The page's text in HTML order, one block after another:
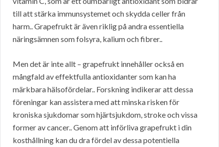
till att stärka immunsystemet och skydda celler från
harm.. Grapefrukt är även riklig på andra essentiella
näringsämnen som folsyra, kalium och fibrer..
Men det är inte allt – grapefrukt innehåller också en
mångfald av effektfulla antioxidanter som kan ha
märkbara hälsofördelar.. Forskning indikerar att dessa
föreningar kan assistera med att minska risken för
kroniska sjukdomar som hjärtsjukdom, stroke och vissa
former av cancer.. Genom att införliva grapefrukt i din
kosthållning kan du dra fördel av dessa potentiella